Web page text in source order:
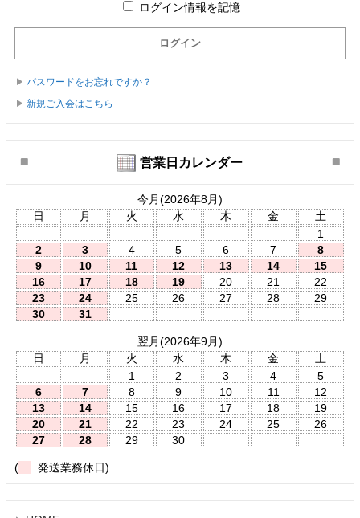
ログイン情報を記憶
パスワードをお忘れですか？
新規ご入会はこちら
営業日カレンダー
今月(2026年8月)
日
月 火 水 木 金
土
1
2
3 4 5 6 7
8
9
10 11 12 13 14
15
16
17 18 19 20 21
22
23
24 25 26 27 28
29
30
31
翌月(2026年9月)
日
月 火 水 木 金
土
1
2 3 4
5
6
7 8 9 10 11
12
13
14 15 16 17 18
19
20
21 22 23 24 25
26
27
28 29 30
( 発送業務休日)